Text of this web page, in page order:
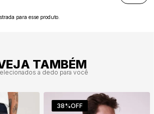
para esse produto.
TAMBÉM
a dedo para você
38%OFF